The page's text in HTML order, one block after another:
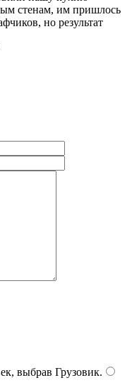
стенам, им пришлось
но результат
выбрав Грузовик.